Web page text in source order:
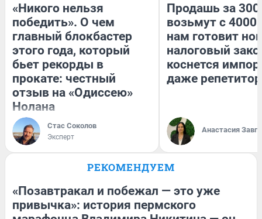
«Никого нельзя
победить». О чем
главный блокбастер
этого года, который
бьет рекорды в
прокате: честный
отзыв на «Одиссею»
Нолана
Стас Соколов
Эксперт
Продашь за
возьмут с
нам готовит
налоговый
коснется
даже
Анастасия
РЕКОМЕНДУЕМ
«Позавтракал и побежал — это уже
привычка»: история пермского